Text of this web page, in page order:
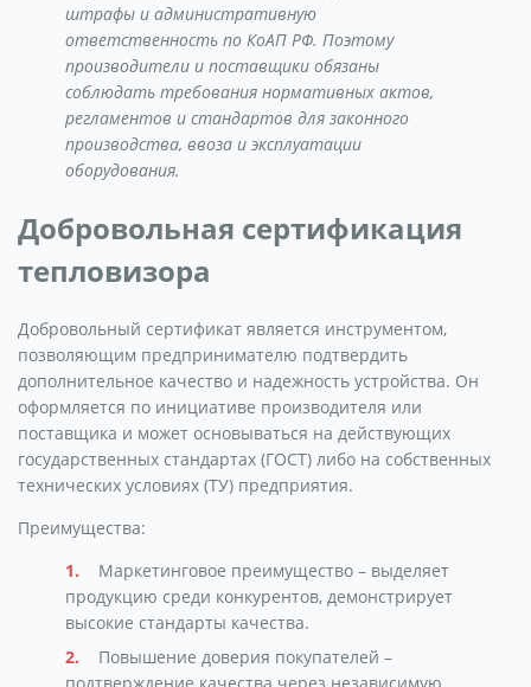
штрафы и административную
ответственность по КоАП РФ. Поэтому
производители и поставщики обязаны
соблюдать требования нормативных актов,
регламентов и стандартов для законного
производства, ввоза и эксплуатации
оборудования.
Добровольная сертификация
тепловизора
Добровольный сертификат является инструментом,
позволяющим предпринимателю подтвердить
дополнительное качество и надежность устройства. Он
оформляется по инициативе производителя или
поставщика и может основываться на действующих
государственных стандартах (ГОСТ) либо на собственных
технических условиях (ТУ) предприятия.
Преимущества:
Маркетинговое преимущество – выделяет
продукцию среди конкурентов, демонстрирует
высокие стандарты качества.
Повышение доверия покупателей –
подтверждение качества через независимую